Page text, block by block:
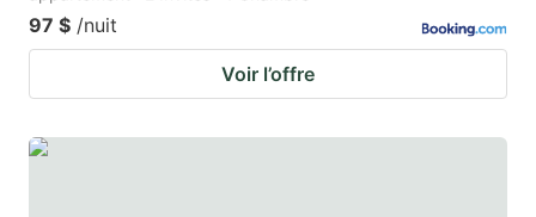
97 $ /nuit
Voir l’offre